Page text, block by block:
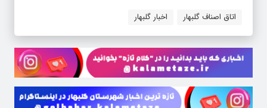
اتاق اصناف گلبهار اخبار گلبهار